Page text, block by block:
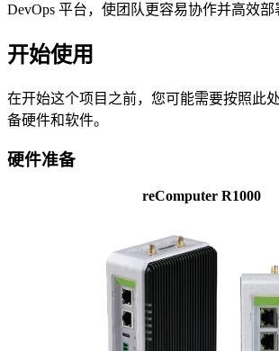
DevOps 平台，使团队更容易协作并高效部
开始使用
在开始这个项目之前，您可能需要按照此
备硬件和软件。
硬件准备
reComputer R1000